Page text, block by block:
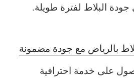
البلاط لفترة طويلة.
بالرياض مع جودة مضمونة
على خدمة احترافية